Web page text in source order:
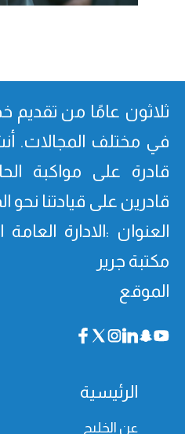
ثلاثون عامًا من تقدیم
في مختلف المجالات.
قادرة على مواكبة
قادرین على قیادتنا نحو
العنوان :الادارة
مكتبة جرير
الموقع
الرئيسية
عن الخليج